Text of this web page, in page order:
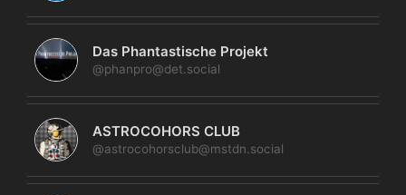
Das Phantastische Projekt
@phanpro@det.social
ASTROCOHORS CLUB
@astrocohorsclub@mstdn.social